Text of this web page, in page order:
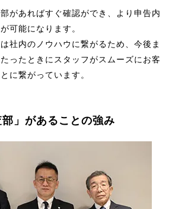
があればすぐ確認ができ、より申告内
可能になります。
社内のノウハウに繋がるため、今後ま
ったときにスタッフがスムーズにお客
に繋がっています。
」があることの強み